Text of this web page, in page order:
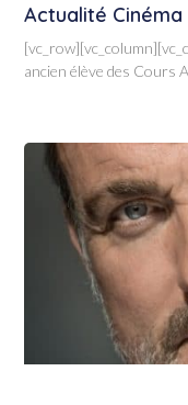
Actualité Cinéma
ancien élève des Cours